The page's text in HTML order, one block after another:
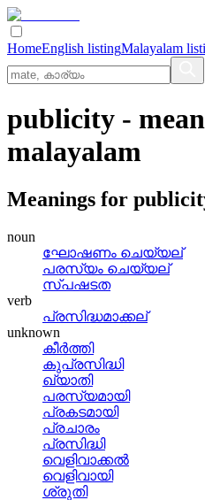
HomeEnglish listingMalayalam
publicity -
malayalam
Meanings for
noun
ഘോഷണം ചെയ്യല്
പരസ്യം ചെയ്യല്
സ്‌പഷടത
verb
പ്രസിദ്ധമാക്കല്
unknown
കീര്‍ത്തി
കുപ്രസിദ്ധി
ഖ്യാതി
പരസ്യമായി
പ്രകടമായി
പ്രചാരം
പ്രസിദ്ധി
വെളിവാക്കല്‍
വെളിവായി
ശ്രുതി